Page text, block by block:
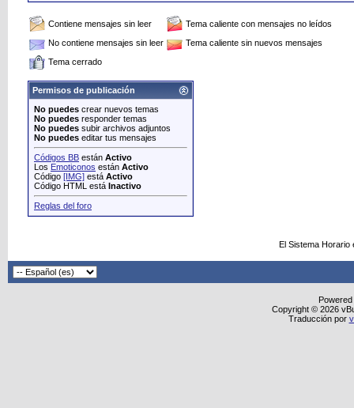
Contiene mensajes sin leer
Tema caliente con mensajes no leídos
No contiene mensajes sin leer
Tema caliente sin nuevos mensajes
Tema cerrado
Permisos de publicación
No puedes crear nuevos temas
No puedes responder temas
No puedes subir archivos adjuntos
No puedes editar tus mensajes
Códigos BB están Activo
Los Emoticonos están Activo
Código [IMG] está Activo
Código HTML está Inactivo
Reglas del foro
El Sistema
Copyright © 2026
Traducción por